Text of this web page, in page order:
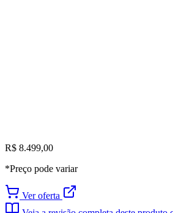
R$ 8.499,00
*Preço pode variar
Ver oferta